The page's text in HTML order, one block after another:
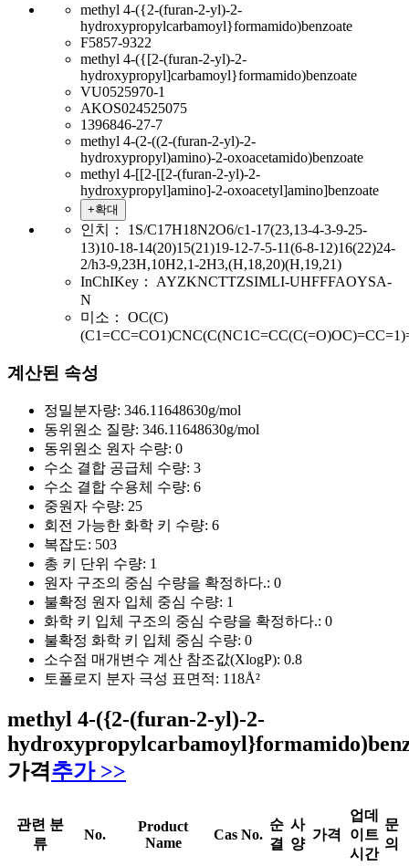
methyl 4-({2-(furan-2-yl)-2-
hydroxypropylcarbamoyl}formamido)benzoate
F5857-9322
methyl 4-({[2-(furan-2-yl)-2-
hydroxypropyl]carbamoyl}formamido)benzoate
VU0525970-1
AKOS024525075
1396846-27-7
methyl 4-(2-((2-(furan-2-yl)-2-
hydroxypropyl)amino)-2-oxoacetamido)benzoate
methyl 4-[[2-[[2-(furan-2-yl)-2-
hydroxypropyl]amino]-2-oxoacetyl]amino]benzoate
+확대
인치：
1S/C17H18N2O6/c1-17(23,13-4-3-9-25-
13)10-18-14(20)15(21)19-12-7-5-11(6-8-12)16(22)24-
2/h3-9,23H,10H2,1-2H3,(H,18,20)(H,19,21)
InChIKey：
AYZKNCTTZSIMLI-UHFFFAOYSA-
N
미소：
OC(C)
계산된 속성
정밀분자량: 346.11648630g/mol
동위원소 질량: 346.11648630g/mol
동위원소 원자 수량: 0
수소 결합 공급체 수량: 3
수소 결합 수용체 수량: 6
중원자 수량: 25
회전 가능한 화학 키 수량: 6
복잡도: 503
총 키 단위 수량: 1
원자 구조의 중심 수량을 확정하다.: 0
불확정 원자 입체 중심 수량: 1
화학 키 입체 구조의 중심 수량을 확정하다.: 0
불확정 화학 키 입체 중심 수량: 0
소수점 매개변수 계산 참조값(XlogP): 0.8
토폴로지 분자 극성 표면적: 118Å²
methyl 4-({2-(furan-2-yl)-2-
가격추가 >>
관련 분
류
No.
Product
Name
Cas No.
순
결
사
양
가격
업데
이트
시간
문
의